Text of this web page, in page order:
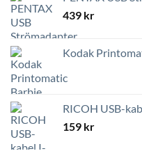
439 kr
Kodak
RICOH USB-
159 kr